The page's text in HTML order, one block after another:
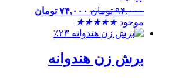
۹۴,۰۰۰ تومان ۷۴,۰۰۰ تومان
موجود ★
★
★
★
★
٪۲۳
برش زن هندوانه